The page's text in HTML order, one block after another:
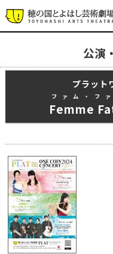
公演
プラット
Femme
ファム・フ
最新の公演・イベン
演劇・ダンス・音楽
ワークショップ・講
プラットについて
チケット・座席表・
施設の利用について
サポート